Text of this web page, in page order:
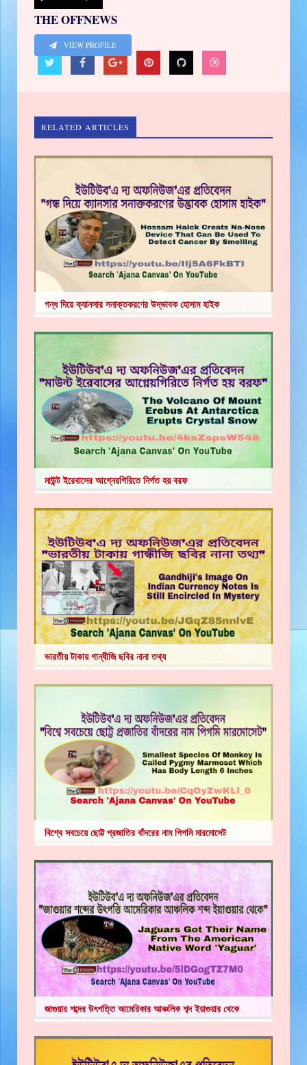
THE OFFNEWS
VIEW PROFILE
RELATED ARTICLES
গন্ধ দিয়ে ক্যানসার সনাক্তকরণের উদ্ভাবক হোসাম হাইক
মাউন্ট ইরেবাসের আগ্নেয়গিরিতে নির্গত হয় বরফ
ভারতীয় টাকায় গান্ধীজি ছবির নানা তথ্য
বিশ্বে সবচেয়ে ছোট্ট প্রজাতির বাঁদরের নাম পিগমি মারমোসেট
জাগুয়ার শব্দের উৎপত্তি আমেরিকার আঞ্চলিক শব্দ ইয়াগুয়ার থেকে